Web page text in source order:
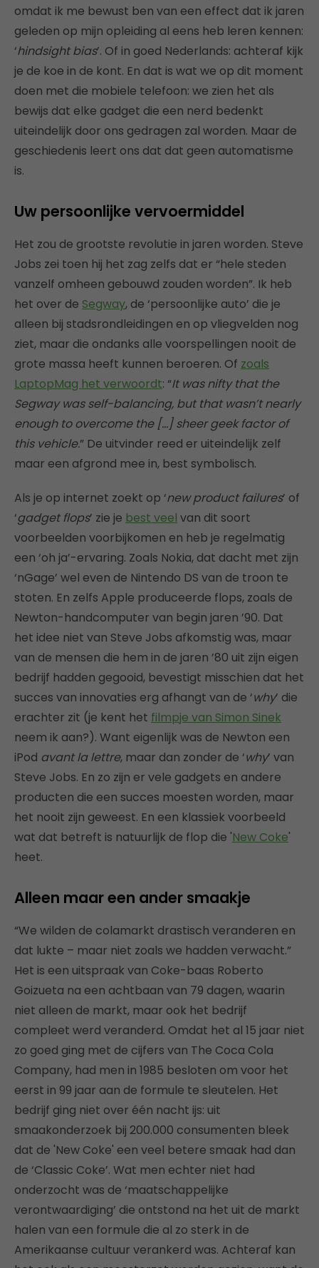
omdat ik me bewust ben van een effect dat ik jaren
geleden op mijn opleiding al eens heb leren kennen:
‘hindsight bias’. Of in goed Nederlands: achteraf kijk
je de koe in de kont. En dat is wat we op dit moment
doen met die mobiele telefoon: we zien het als
bewijs dat elke gadget die een nerd bedenkt
uiteindelijk door ons gedragen zal worden. Maar de
geschiedenis leert ons dat dat geen automatisme
is.
Uw persoonlijke vervoermiddel
Het zou de grootste revolutie in jaren worden. Steve
Jobs zei toen hij het zag zelfs dat er “hele steden
vanzelf omheen gebouwd zouden worden”. Ik heb
het over de Segway, de ‘persoonlijke auto’ die je
alleen bij stadsrondleidingen en op vliegvelden nog
ziet, maar die ondanks alle voorspellingen nooit de
grote massa heeft kunnen beroeren. Of zoals
LaptopMag het verwoordt: “It was nifty that the
Segway was self-balancing, but that wasn’t nearly
enough to overcome the […] sheer geek factor of
this vehicle.” De uitvinder reed er uiteindelijk zelf
maar een afgrond mee in, best symbolisch.
Als je op internet zoekt op ‘new product failures’ of
‘gadget flops’ zie je best veel van dit soort
voorbeelden voorbijkomen en heb je regelmatig
een ‘oh ja’-ervaring. Zoals Nokia, dat dacht met zijn
‘nGage’ wel even de Nintendo DS van de troon te
stoten. En zelfs Apple produceerde flops, zoals de
Newton-handcomputer van begin jaren ’90. Dat
het idee niet van Steve Jobs afkomstig was, maar
van de mensen die hem in de jaren ’80 uit zijn eigen
bedrijf hadden gegooid, bevestigt misschien dat het
succes van innovaties erg afhangt van de ‘why’ die
erachter zit (je kent het filmpje van Simon Sinek
neem ik aan?). Want eigenlijk was de Newton een
iPod avant la lettre, maar dan zonder de ‘why’ van
Steve Jobs. En zo zijn er vele gadgets en andere
producten die een succes moesten worden, maar
het nooit zijn geweest. En een klassiek voorbeeld
wat dat betreft is natuurlijk de flop die 'New Coke'
heet.
Alleen maar een ander smaakje
“We wilden de colamarkt drastisch veranderen en
dat lukte – maar niet zoals we hadden verwacht.”
Het is een uitspraak van Coke-baas Roberto
Goizueta na een achtbaan van 79 dagen, waarin
niet alleen de markt, maar ook het bedrijf
compleet werd veranderd. Omdat het al 15 jaar niet
zo goed ging met de cijfers van The Coca Cola
Company, had men in 1985 besloten om voor het
eerst in 99 jaar aan de formule te sleutelen. Het
bedrijf ging niet over één nacht ijs: uit
smaakonderzoek bij 200.000 consumenten bleek
dat de 'New Coke' een veel betere smaak had dan
de ‘Classic Coke’. Wat men echter niet had
onderzocht was de ‘maatschappelijke
verontwaardiging’ die ontstond na het uit de markt
halen van een formule die al zo sterk in de
Amerikaanse cultuur verankerd was. Achteraf kan